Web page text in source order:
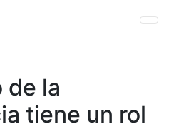
de la
tiene un rol